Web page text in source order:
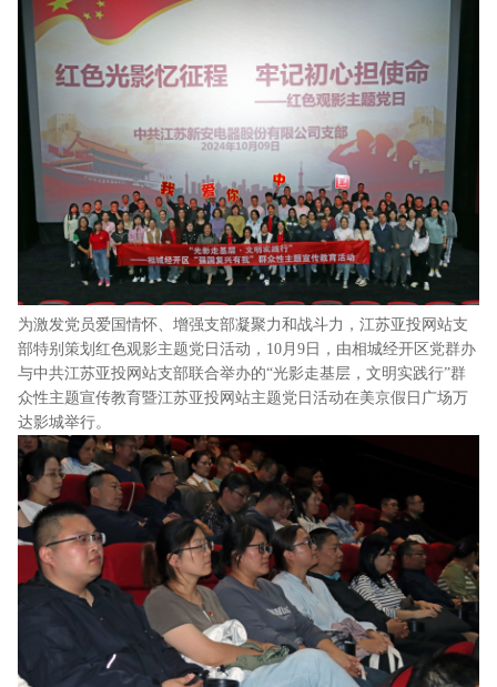
为激发党员爱国情怀、增强支部凝聚力和战斗力，江苏亚投网站支
部特别策划红色观影主题党日活动，10月9日，由相城经开区党群办
与中共江苏亚投网站支部联合举办的“光影走基层，文明实践行”群
众性主题宣传教育暨江苏亚投网站主题党日活动在美京假日广场万
达影城举行。